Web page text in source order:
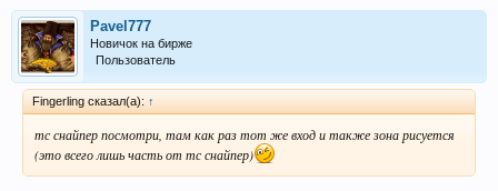
Pavel777
Новичок на бирже
Пользователь
Fingerling сказал(а): ↑
тс снайпер посмотри, там как раз тот же вход и также зона рисуется
(это всего лишь часть от тс снайпер)